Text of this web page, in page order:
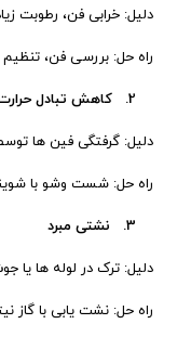
دلیل: خرابی فن، رطوبت
راه حل: بررسی فن،
دلیل: گرفتگی فین ها
راه حل: شست وشو با
دلیل: ترک در لوله ها
راه حل: نشت یابی با گاز